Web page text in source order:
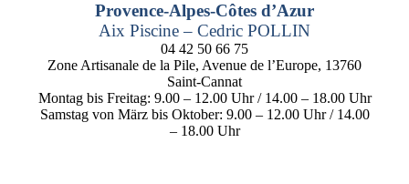
Provence-Alpes-Côtes d’Azur
Aix Piscine – Cedric POLLIN
04 42 50 66 75
Zone Artisanale de la Pile, Avenue de l’Europe, 13760
Saint-Cannat
Montag bis Freitag: 9.00 – 12.00 Uhr / 14.00 – 18.00 Uhr
Samstag von März bis Oktober: 9.00 – 12.00 Uhr / 14.00
– 18.00 Uhr